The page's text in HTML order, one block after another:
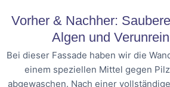
Vorher & Nachher:
Algen und
Bei dieser Fassade haben wir die
einem speziellen Mittel gegen
abgewaschen. Nach einer